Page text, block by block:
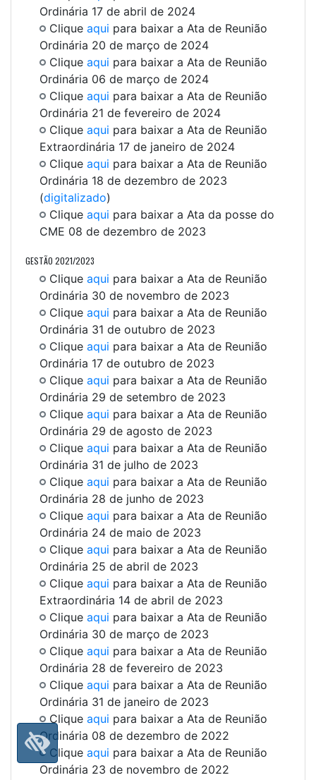
Ordinária 17 de abril de 2024
Clique aqui para baixar a Ata de Reunião
Ordinária 20 de março de 2024
Clique aqui para baixar a Ata de Reunião
Ordinária 06 de março de 2024
Clique aqui para baixar a Ata de Reunião
Ordinária 21 de fevereiro de 2024
Clique aqui para baixar a Ata de Reunião
Extraordinária 17 de janeiro de 2024
Clique aqui para baixar a Ata de Reunião
Ordinária 18 de dezembro de 2023
(digitalizado)
Clique aqui para baixar a Ata da posse do
CME 08 de dezembro de 2023
GESTÃO 2021/2023
Clique aqui para baixar a Ata de Reunião
Ordinária 30 de novembro de 2023
Clique aqui para baixar a Ata de Reunião
Ordinária 31 de outubro de 2023
Clique aqui para baixar a Ata de Reunião
Ordinária 17 de outubro de 2023
Clique aqui para baixar a Ata de Reunião
Ordinária 29 de setembro de 2023
Clique aqui para baixar a Ata de Reunião
Ordinária 29 de agosto de 2023
Clique aqui para baixar a Ata de Reunião
Ordinária 31 de julho de 2023
Clique aqui para baixar a Ata de Reunião
Ordinária 28 de junho de 2023
Clique aqui para baixar a Ata de Reunião
Ordinária 24 de maio de 2023
Clique aqui para baixar a Ata de Reunião
Ordinária 25 de abril de 2023
Clique aqui para baixar a Ata de Reunião
Extraordinária 14 de abril de 2023
Clique aqui para baixar a Ata de Reunião
Ordinária 30 de março de 2023
Clique aqui para baixar a Ata de Reunião
Ordinária 28 de fevereiro de 2023
Clique aqui para baixar a Ata de Reunião
Ordinária 31 de janeiro de 2023
Clique aqui para baixar a Ata de Reunião
Ordinária 08 de dezembro de 2022
Clique aqui para baixar a Ata de Reunião
Ordinária 23 de novembro de 2022